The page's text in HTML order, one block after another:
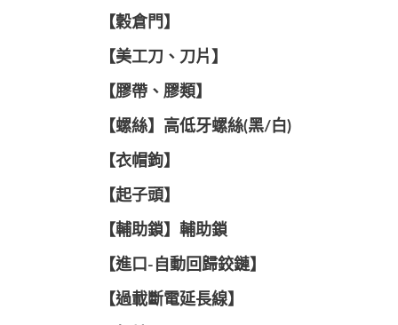
【穀倉門】
【美工刀、刀片】
【膠帶、膠類】
【螺絲】高低牙螺絲(黑/白)
【衣帽鉤】
【起子頭】
【輔助鎖】輔助鎖
【進口-自動回歸鉸鏈】
【過載斷電延長線】